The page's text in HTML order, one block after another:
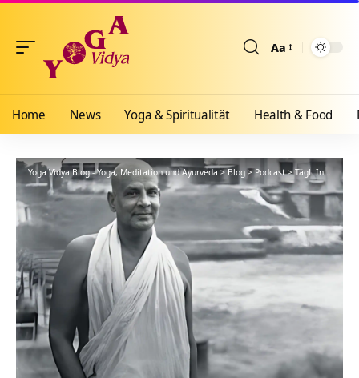
Aa
Home News Yoga & Spiritualität Health & Food
Yoga Vidya Blog - Yoga, Meditation und Ayurveda>Blog >Podcast>Tägl. Inspiration